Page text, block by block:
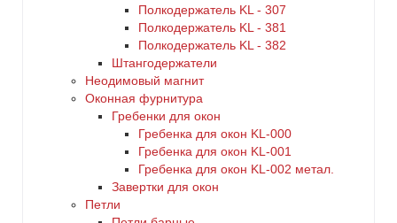
Полкодержатель KL - 307
Полкодержатель KL - 381
Полкодержатель KL - 382
Штангодержатели
Неодимовый магнит
Оконная фурнитура
Гребенки для окон
Гребенка для окон KL-000
Гребенка для окон KL-001
Гребенка для окон KL-002 метал.
Завертки для окон
Петли